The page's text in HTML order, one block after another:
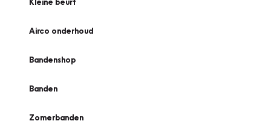
Airco onderhoud
Bandenshop
Banden
Zomerbanden